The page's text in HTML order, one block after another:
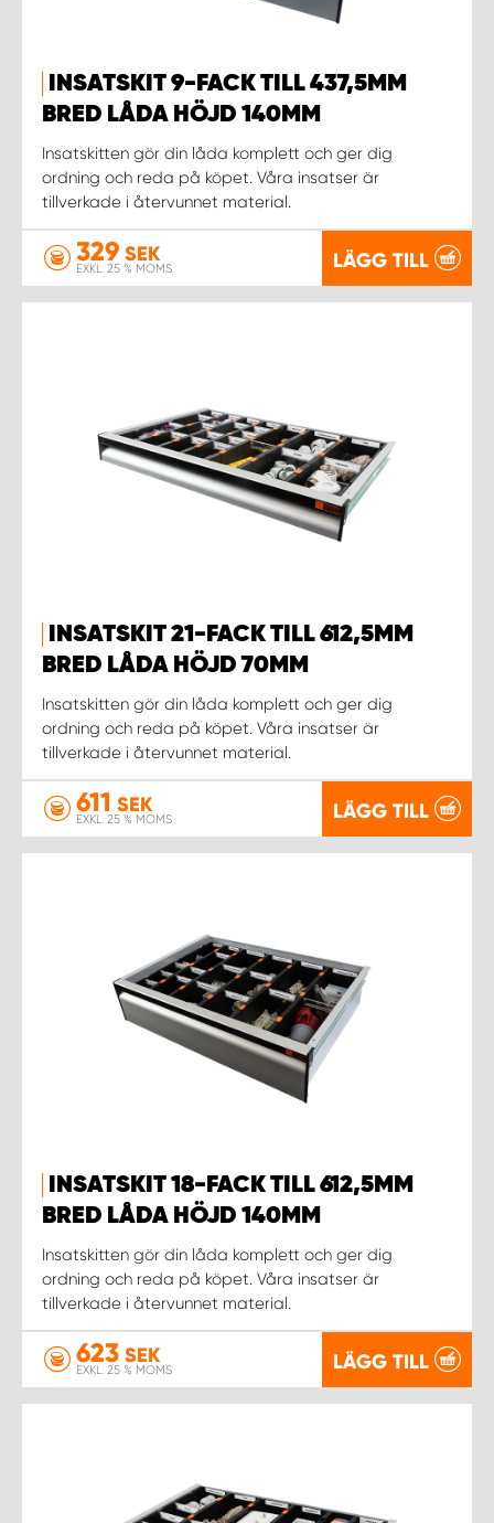
INSATSKIT 9-FACK TILL 437,5MM
BRED LÅDA HÖJD 140MM
Insatskitten gör din låda komplett och ger dig
ordning och reda på köpet. Våra insatser är
tillverkade i återvunnet material.
329 SEK
EXKL. 25 % MOMS LÄGG TILL
INSATSKIT 21-FACK TILL 612,5MM
BRED LÅDA HÖJD 70MM
Insatskitten gör din låda komplett och ger dig
ordning och reda på köpet. Våra insatser är
tillverkade i återvunnet material.
611 SEK
EXKL. 25 % MOMS LÄGG TILL
INSATSKIT 18-FACK TILL 612,5MM
BRED LÅDA HÖJD 140MM
Insatskitten gör din låda komplett och ger dig
ordning och reda på köpet. Våra insatser är
tillverkade i återvunnet material.
623 SEK
EXKL. 25 % MOMS LÄGG TILL